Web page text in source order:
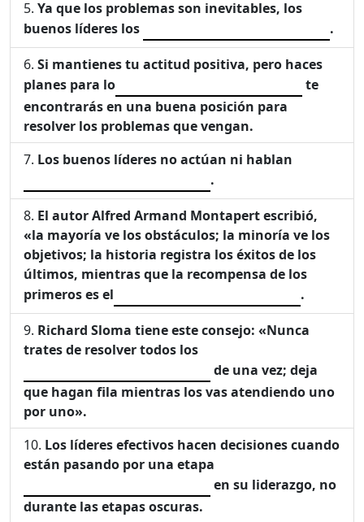
Ya que los problemas son inevitables, los
buenos líderes los
.
Si mantienes tu actitud positiva, pero haces
planes para lo
te
encontrarás en una buena posición para
resolver los problemas que vengan.
Los buenos líderes no actúan ni hablan
.
El autor Alfred Armand Montapert escribió,
«la mayoría ve los obstáculos; la minoría ve los
objetivos; la historia registra los éxitos de los
últimos, mientras que la recompensa de los
primeros es el
.
Richard Sloma tiene este consejo: «Nunca
trates de resolver todos los
de una vez; deja
que hagan fila mientras los vas atendiendo uno
por uno».
Los líderes efectivos hacen decisiones cuando
están pasando por una etapa
en su liderazgo, no
durante las etapas oscuras.